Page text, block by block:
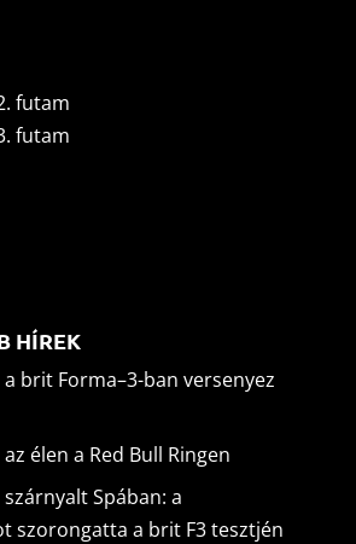
futam
futam
HÍREK
brit Forma–3-ban versenyez
élen a Red Bull Ringen
Spában: a
szorongatta a brit F3 tesztjén